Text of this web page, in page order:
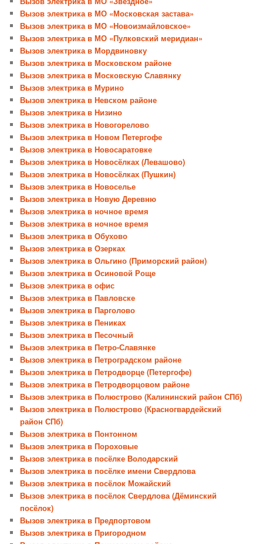
Вызов электрика в МО «Московская застава»
Вызов электрика в МО «Новоизмайловское»
Вызов электрика в МО «Пулковский меридиан»
Вызов электрика в Мордвиновку
Вызов электрика в Московском районе
Вызов электрика в Московскую Славянку
Вызов электрика в Мурино
Вызов электрика в Невском районе
Вызов электрика в Низино
Вызов электрика в Новогорелово
Вызов электрика в Новом Петергофе
Вызов электрика в Новосаратовке
Вызов электрика в Новосёлках (Левашово)
Вызов электрика в Новосёлках (Пушкин)
Вызов электрика в Новоселье
Вызов электрика в Новую Деревню
Вызов электрика в ночное время
Вызов электрика в ночное время
Вызов электрика в Обухово
Вызов электрика в Озерках
Вызов электрика в Ольгино (Приморский район)
Вызов электрика в Осиновой Роще
Вызов электрика в офис
Вызов электрика в Павловске
Вызов электрика в Парголово
Вызов электрика в Пениках
Вызов электрика в Песочный
Вызов электрика в Петро-Славянке
Вызов электрика в Петроградском районе
Вызов электрика в Петродворце (Петергофе)
Вызов электрика в Петродворцовом районе
Вызов электрика в Полюстрово (Калининский район СПб)
Вызов электрика в Полюстрово (Красногвардейский
район СПб)
Вызов электрика в Понтонном
Вызов электрика в Пороховые
Вызов электрика в посёлке Володарский
Вызов электрика в посёлке имени Свердлова
Вызов электрика в посёлок Можайский
Вызов электрика в посёлок Свердлова (Дёминский
посёлок)
Вызов электрика в Предпортовом
Вызов электрика в Пригородном